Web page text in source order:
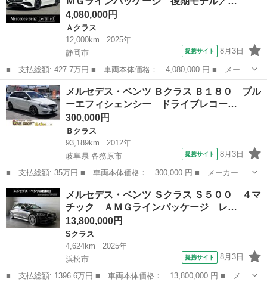
ノラマＳＲ ...
4,080,000円
Ａクラス
12,000km
2025年
静岡市
提携サイト 8月3日
■ 支払総額: 427.7万円 ■ 車両本体価格： 4,080,000 円 ■ メーカ
ー名： メルセデス・ベンツ ■ 車種名： Ａクラス ■ グレード
名： Ａ２００ｄ ＡＭＧラインパッケージ 後期モデル／ＡＭＧラ
インＰ／ワ...
静岡 静岡市 Ａクラス
メルセデス・ベンツ Ｂクラス Ｂ１８０ ブル
ーエフィシェンシー ドライブレコー…
300,000円
Ｂクラス
93,189km
2012年
岐阜県 各務原市
提携サイト 8月3日
■ 支払総額: 35万円 ■ 車両本体価格： 300,000 円 ■ メーカー
名： メルセデス・ベンツ ■ 車種名： Ｂクラス ■ グレード
名： Ｂ１８０ ブルーエフィシェンシー ドライブレコーダー Ｅ
ＴＣ バックカメラ ...
岐阜 各務原市 Ｂクラス
メルセデス・ベンツ Ｓクラス Ｓ５００ ４マ
チック ＡＭＧラインパッケージ レ…
13,800,000円
Sクラス
4,624km
2025年
浜松市
提携サイト 8月3日
■ 支払総額: 1396.6万円 ■ 車両本体価格： 13,800,000 円 ■ メー